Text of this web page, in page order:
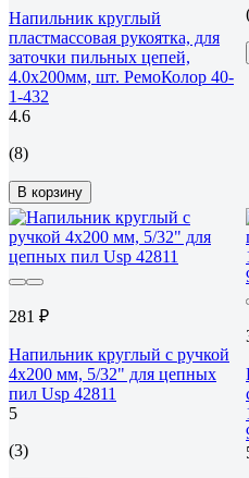
Напильник круглый
пластмассовая рукоятка, для
заточки пильных цепей,
4.0х200мм, шт. РемоКолор 40-
1-432
4.6
(8)
В корзину
281 ₽
Напильник круглый с ручкой
4х200 мм, 5/32" для цепных
пил Usp 42811
5
(3)